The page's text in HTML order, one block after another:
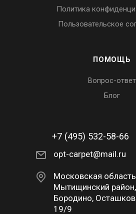
Политика
Пользовательское
ПОМОЩЬ
Вопрос-ответ
Блог
+7 (495) 532-58-66
opt-carpet@mail.ru
Московская
Мытищинский
Бородино,
19/9